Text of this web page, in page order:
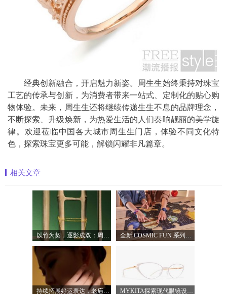
经典创新融合，开启魅力新姿。周生生始终秉持对珠宝
工艺的传承与创新，为消费者带来一站式、定制化的贴心购
物体验。未来，周生生还将继续传递生生不息的品牌理念，
不断探索、升级焕新，为热爱生活的人们奏响靓丽的美学旋
律。欢迎莅临中国各大城市周生生门店，体验不同文化特
色，探索珠宝更多可能，解锁闪耀非凡篇章。
相关文章
以竹为契，逐影成双：周生生发布文化祝 全新 COSMIC FUN 系列，让整个宇宙尽在腕间
持续拓展好运表达，老庙蓄势下半年品牌 MYKITA探索现代眼镜设计的多元表达